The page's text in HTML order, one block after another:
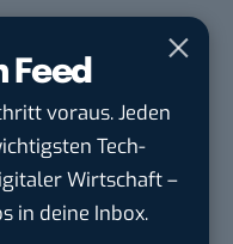
voraus. Jeden
Tech-
Wirtschaft –
in deine Inbox.
inGelsenkirchen
(m/w/d)
mbH